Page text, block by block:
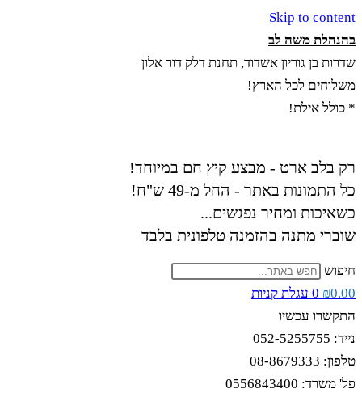
Skip to content
בהנהלת משה לב
שדרות בן גוריון אשדוד, תחנת דלק דור אלון
משלוחים לכל הארץ!
* כולל אילת!
רק בלב ארט - מבצע קיץ חם במיוחד!
כל התמונות באתר - החל מ-49 ש"ח!
כשאיכות ומחיר נפגשים...
שוברי מתנה בהזמנה טלפונית בלבד
חיפוש
₪0.00
0 עגלת קניות
התקשרו עכשיו
נייד: 052-5255755
טלפון: 08-8679333
פל' משרד: 0556843400